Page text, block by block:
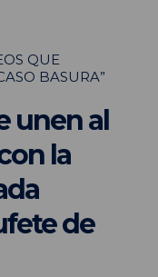
QUE
BASURA”
unen al
la
de